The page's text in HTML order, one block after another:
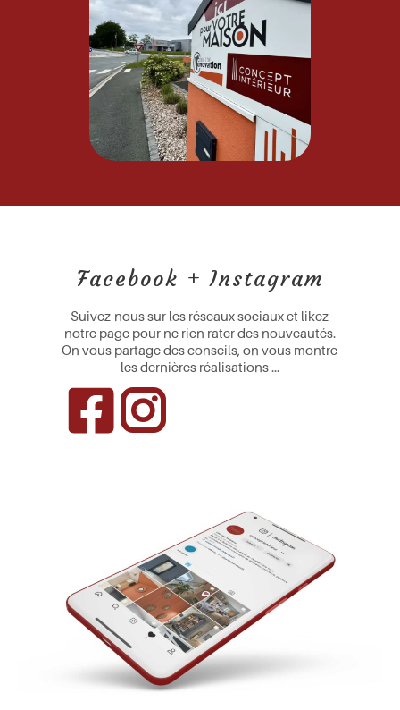
Facebook + Instagram
Suivez-nous sur les réseaux sociaux et likez
notre page pour ne rien rater des nouveautés.
On vous partage des conseils, on vous montre
les dernières réalisations …